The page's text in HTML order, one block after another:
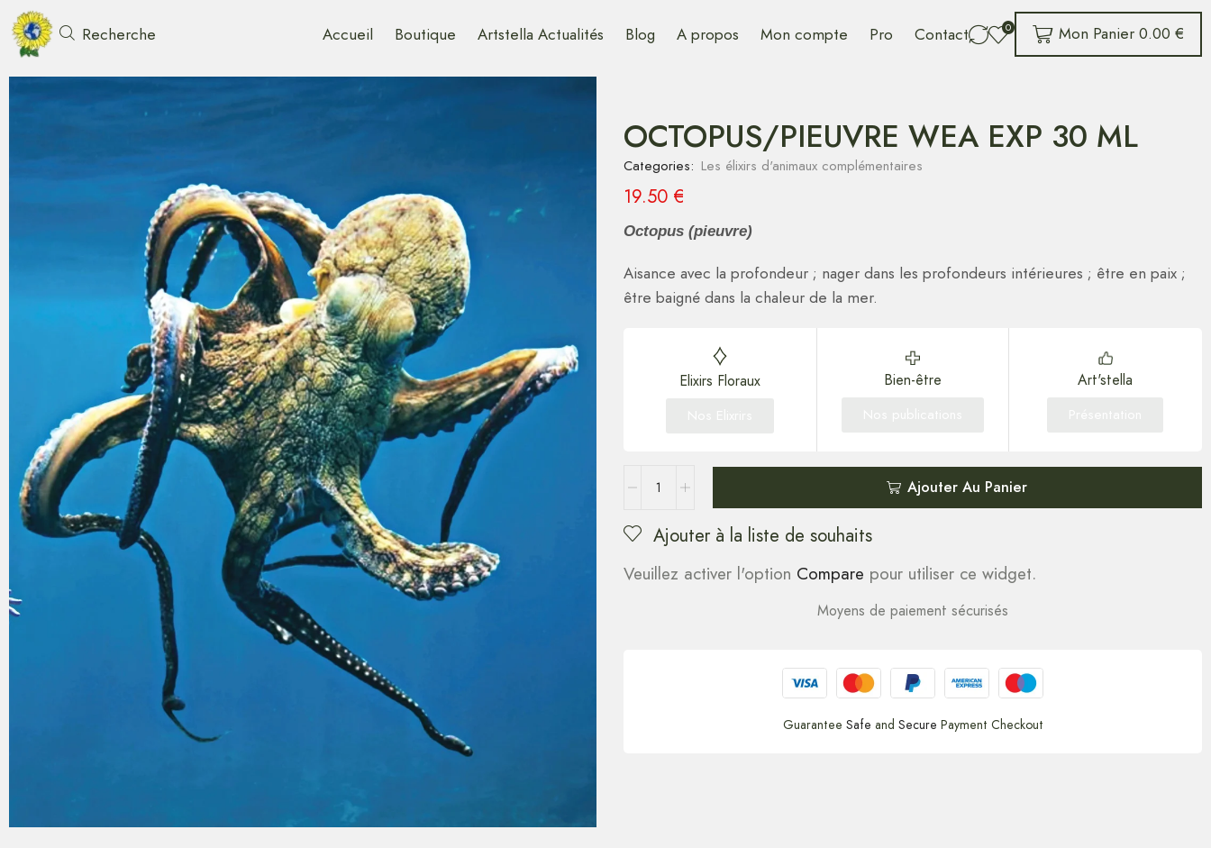
Recherche Accueil Boutique Artstella Actualités Blog A propos Mon compte Pro Contact 0 Mon Panier 0.00 €
OCTOPUS/PIEUVRE WEA EXP 30 ML
Categories: Les élixirs d'animaux complémentaires
19.50 €
Octopus (pieuvre)
Aisance avec la profondeur ; nager dans les profondeurs intérieures ; être en paix ;
être baigné dans la chaleur de la mer.
Elixirs Floraux Bien-être Art'stella
Ajouter Au Panier
Ajouter à la liste de souhaits
Veuillez activer l'option Compare pour utiliser ce widget.
Moyens de paiement sécurisés
Guarantee Safe and Secure Payment Checkout